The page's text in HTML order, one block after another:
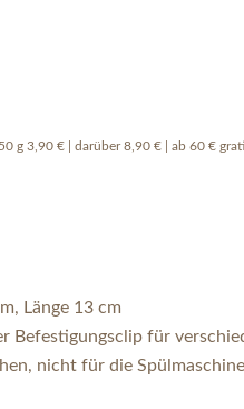
g 3,90 € | darüber 8,90 € | ab 60 €
Länge 13 cm
Befestigungsclip für
nicht für die